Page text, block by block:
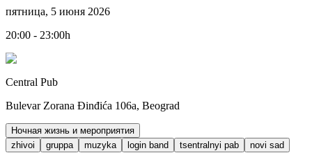
пятница, 5 июня 2026
20:00 - 23:00h
Central Pub
Bulevar Zorana Đinđića 106a, Beograd
Ночная жизнь и мероприятия
zhivoi
gruppa muzyka login band tsentralnyi pab novi sad